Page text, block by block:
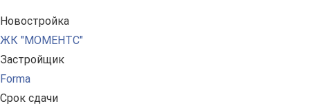
Новостройка
ЖК "МОМЕНТС"
Застройщик
Forma
Срок сдачи